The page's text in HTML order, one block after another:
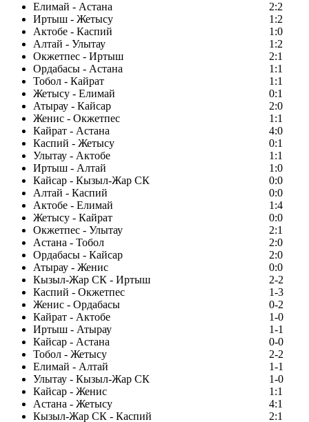
Елимай - Астана
2:2
Иртыш - Жетысу
1:2
Актобе - Каспий
1:0
Алтай - Улытау
1:2
Окжетпес - Иртыш
2:1
Ордабасы - Астана
1:1
Тобол - Кайрат
1:1
Жетысу - Елимай
0:1
Атырау - Кайсар
2:0
Женис - Окжетпес
1:1
Кайрат - Астана
4:0
Каспий - Жетысу
0:1
Улытау - Актобе
1:1
Иртыш - Алтай
1:0
Кайсар - Кызыл-Жар СК
0:0
Алтай - Каспий
0:0
Актобе - Елимай
1:4
Жетысу - Кайрат
0:0
Окжетпес - Улытау
2:1
Астана - Тобол
2:0
Ордабасы - Кайсар
2:0
Атырау - Женис
0:0
Кызыл-Жар СК - Иртыш
2-2
Каспий - Окжетпес
1-3
Женис - Ордабасы
0-2
Кайрат - Актобе
1-0
Иртыш - Атырау
1-1
Кайсар - Астана
0-0
Тобол - Жетысу
2-2
Елимай - Алтай
1-1
Улытау - Кызыл-Жар СК
1-0
Кайсар - Женис
1:1
Астана - Жетысу
4:1
Кызыл-Жар СК - Каспий
2:1